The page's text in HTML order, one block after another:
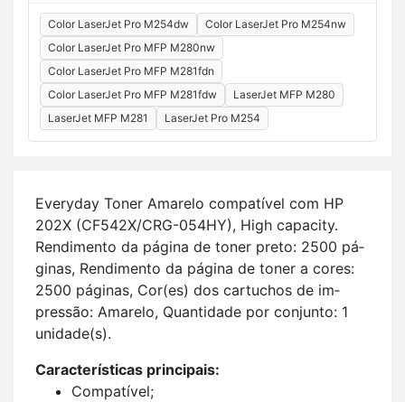
Color LaserJet Pro M254dw
Color LaserJet Pro M254nw
Color LaserJet Pro MFP M280nw
Color LaserJet Pro MFP M281fdn
Color LaserJet Pro MFP M281fdw
LaserJet MFP M280
LaserJet MFP M281
LaserJet Pro M254
Everyday Toner Ama­relo com­pa­tível com HP
202X (CF542X/CRG-054HY), High ca­pa­city.
Ren­di­mento da pá­gina de toner preto: 2500 pá­
ginas, Ren­di­mento da pá­gina de toner a cores:
2500 pá­ginas, Cor(es) dos car­tu­chos de im­
pressão: Ama­relo, Quan­ti­dade por con­junto: 1
uni­dade(s).
Ca­rac­te­rís­ticas prin­ci­pais:
Com­pa­tível;